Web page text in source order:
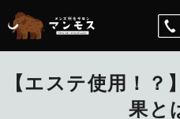
【エステ使用！？
果と